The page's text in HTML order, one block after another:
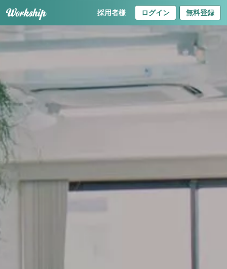
採用者様 ログイン 無料登録